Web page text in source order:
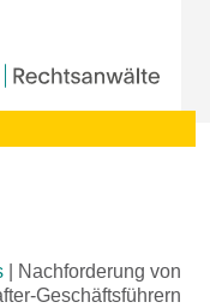
Nachforderung von
Geschäftsführern